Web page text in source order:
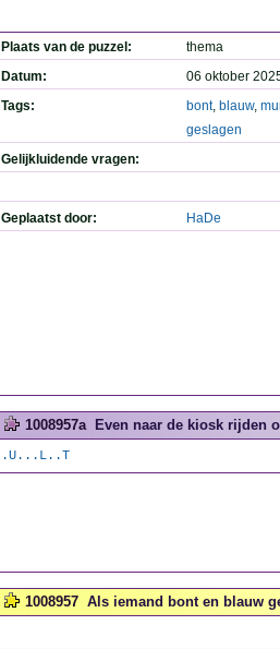
Plaats van de puzzel:
thema
Datum:
06 oktober
Tags:
bont, blauw,
geslagen
Gelijkluidende vragen:
Geplaatst door: HaDe
1008957a Even naar de kiosk rijden
.U...L..T
1008957 Als iemand bont en blauw